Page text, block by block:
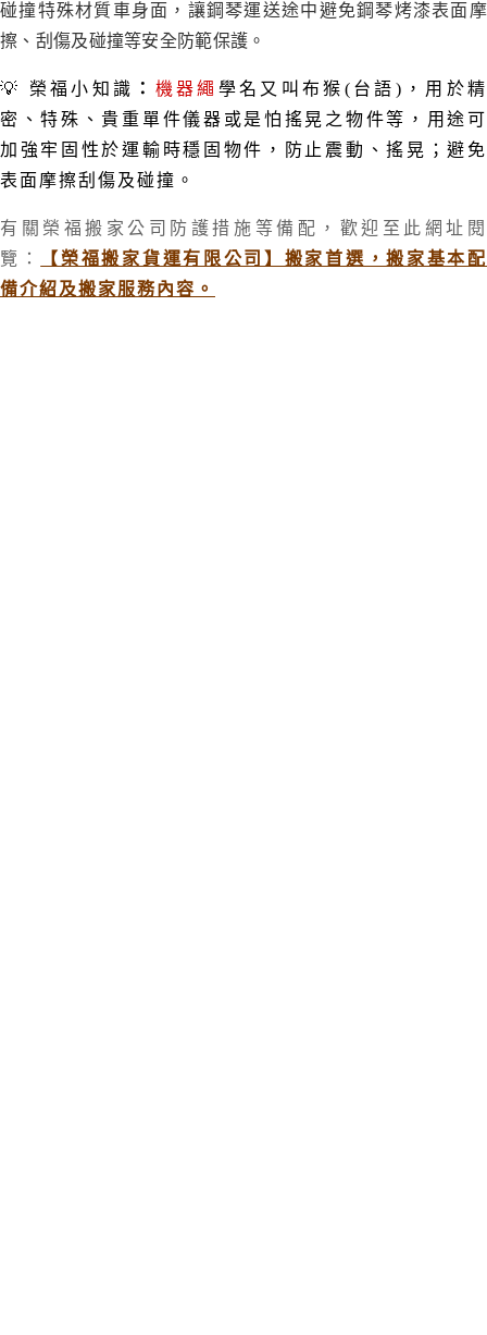
碰撞特殊材質車身面，讓鋼琴運送途中避免鋼琴烤漆表面摩
擦、刮傷及碰撞等安全防範保護。
💡 榮福小知識 ： 機器繩 學名又叫布猴(台語)，用於精
密、特殊、貴重單件儀器或是怕搖晃之物件等， 用途可
加強牢固性於運輸時穩固物件，防止震動、搖晃；避免
表面摩擦刮傷及碰撞。
有關榮福搬家公司防護措施等備配 ，歡迎至此網址閱
覽：
【榮福搬家貨運有限公司】搬家首選，搬家基本配
備介紹及搬家服務內容。